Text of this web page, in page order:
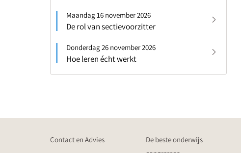
Maandag 16 november 2026
De rol van sectievoorzitter
Donderdag 26 november 2026
Hoe leren écht werkt
Contact en Advies
De beste onderwijs